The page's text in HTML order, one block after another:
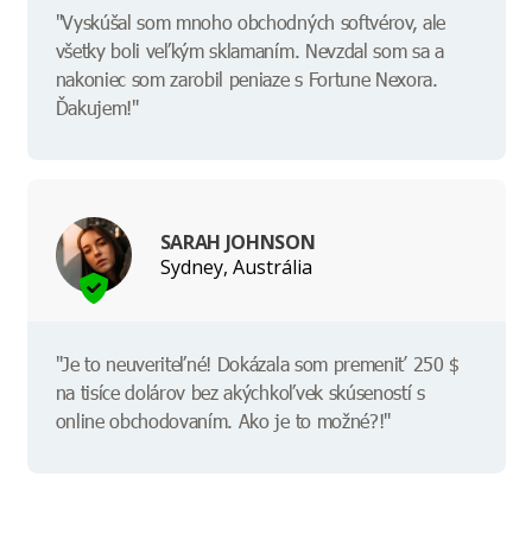
"Vyskúšal som mnoho obchodných softvérov, ale
všetky boli veľkým sklamaním. Nevzdal som sa a
nakoniec som zarobil peniaze s Fortune Nexora.
Ďakujem!"
SARAH JOHNSON
Sydney, Austrália
"Je to neuveriteľné! Dokázala som premeniť 250 $
na tisíce dolárov bez akýchkoľvek skúseností s
online obchodovaním. Ako je to možné?!"